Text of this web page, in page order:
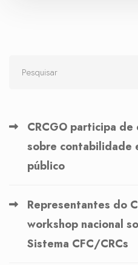
CRCGO participa
sobre contabilidade
público
Representantes do
workshop nacional
Sistema CFC/CRCs